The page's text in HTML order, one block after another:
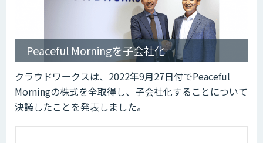
Peaceful Morningを子会社化
クラウドワークスは、2022年9月27日付でPeaceful
Morningの株式を全取得し、子会社化することについて
決議したことを発表しました。